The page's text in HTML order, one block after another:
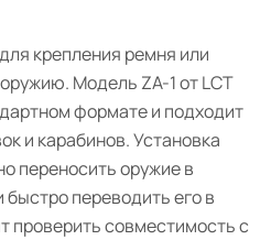
крепления ремня или
Модель ZA-1 от LCT
формате и подходит
и карабинов. Установка
переносить оружие в
переводить его в
проверить совместимость с